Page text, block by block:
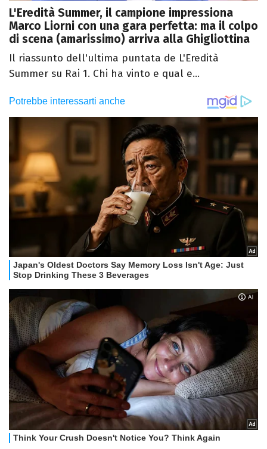
L'Eredità Summer, il campione impressiona
Marco Liorni con una gara perfetta: ma il colpo
di scena (amarissimo) arriva alla Ghigliottina
Il riassunto dell'ultima puntata de L'Eredità
Summer su Rai 1. Chi ha vinto e qual e...